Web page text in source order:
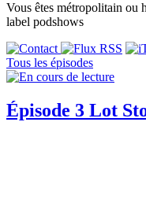
Vous êtes métropolitain ou
label podshows
Tous les épisodes
Épisode 3 Lot